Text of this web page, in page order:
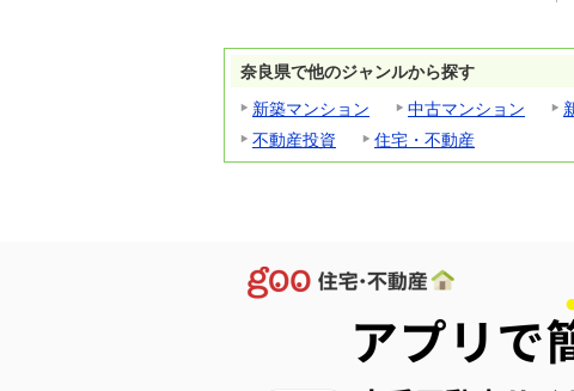
奈良県で他のジャンルから探す
新築マンション
中古マンション
不動産投資
住宅・不動産